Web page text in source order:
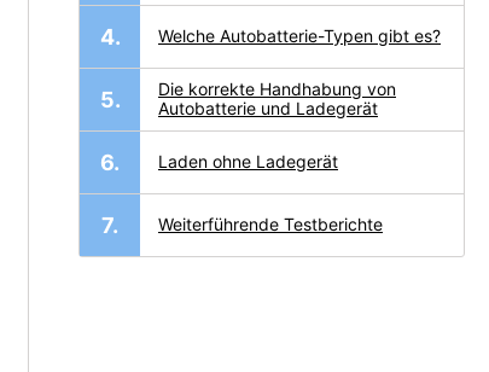
Welche Autobatterie-Typen gibt es?
Die korrekte Handhabung von
Autobatterie und Ladegerät
Laden ohne Ladegerät
Weiterführende Testberichte